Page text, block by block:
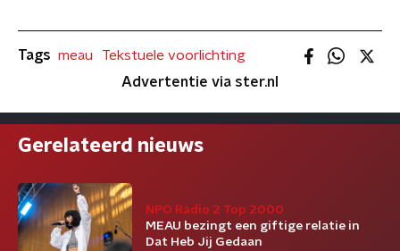
Tags meau
Tekstuele voorlichting
Advertentie via ster.nl
Gerelateerd nieuws
NPO Radio 2 Top 2000
MEAU bezingt een giftige relatie in
Dat Heb Jij Gedaan